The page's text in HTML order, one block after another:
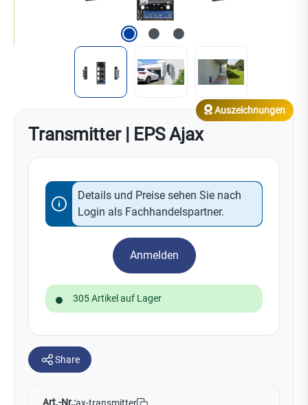
Transmitter | EPS Ajax
Auszeichnungen
Details und Preise sehen Sie nach
Login als Fachhandelspartner.
Anmelden
305 Artikel auf Lager
Share
Art.-Nr.: